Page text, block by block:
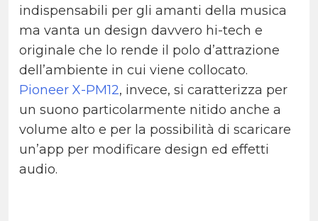
indispensabili per gli amanti della musica
ma vanta un design davvero hi-tech e
originale che lo rende il polo d’attrazione
dell’ambiente in cui viene collocato.
Pioneer X-PM12, invece, si caratterizza per
un suono particolarmente nitido anche a
volume alto e per la possibilità di scaricare
un’app per modificare design ed effetti
audio.